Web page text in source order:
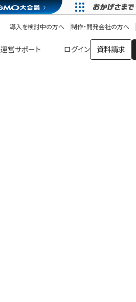
運営サポート ログイン 資料請求
導入を検討中の方へ 制作・開発会社の方へ
アプリストア
ヘルプを見る
ヘルプセンター